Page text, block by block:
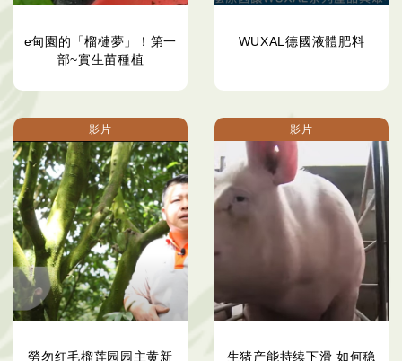
e甸園的「榴槤夢」！第一
部~實生苗種植
WUXAL德國液體肥料
影片
勞勿红毛榴莲园园主黄新
影片
生猪产能持续下滑 如何稳